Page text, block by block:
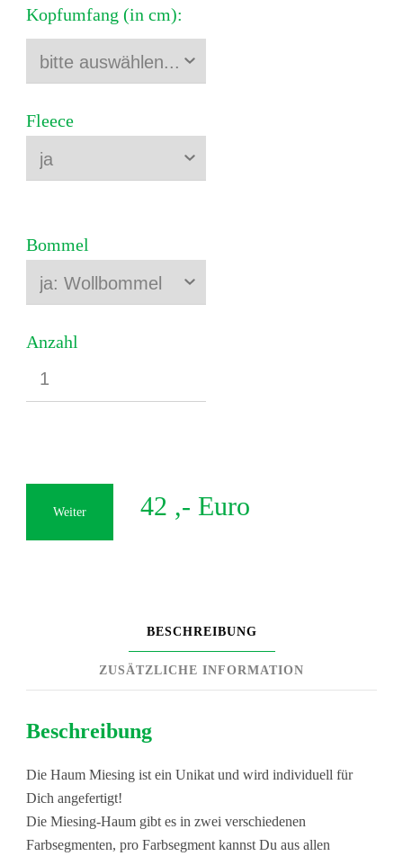
Kopfumfang (in cm):
Fleece
Bommel
Anzahl
Weiter 42 ,- Euro
BESCHREIBUNG
ZUSÄTZLICHE INFORMATION
Beschreibung
Die Haum Miesing ist ein Unikat und wird individuell für
Dich angefertigt!
Die Miesing-Haum gibt es in zwei verschiedenen
Farbsegmenten, pro Farbsegment kannst Du aus allen